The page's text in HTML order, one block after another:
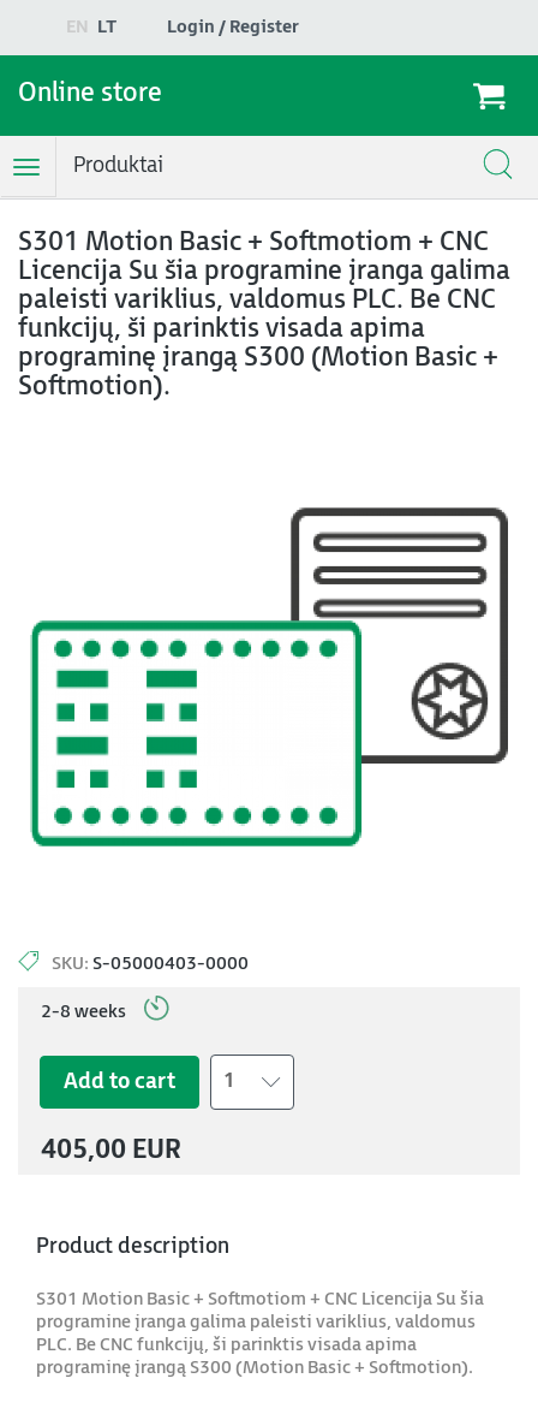
EN LT Login / Register
Online store
ToggleProduktai
S301 Motion Basic + Softmotiom + CNC
Licencija Su šia programine įranga galima
paleisti variklius, valdomus PLC. Be CNC
funkcijų, ši parinktis visada apima
programinę įrangą S300 (Motion Basic +
Softmotion).
SKU: S-05000403-0000
2-8 weeks
Add to cart 1
405,00 EUR
Product description
S301 Motion Basic + Softmotiom + CNC Licencija Su šia
programine įranga galima paleisti variklius, valdomus
PLC. Be CNC funkcijų, ši parinktis visada apima
programinę įrangą S300 (Motion Basic + Softmotion).